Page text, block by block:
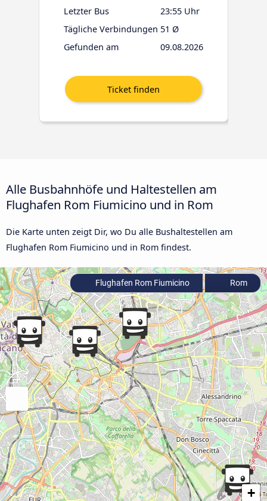
Letzter Bus
23:55 Uhr
Tägliche Verbindungen 51 Ø
Gefunden am
09.08.2026
Alle Busbahnhöfe und Haltestellen am
Flughafen Rom Fiumicino und in Rom
Die Karte unten zeigt Dir, wo Du alle Bushaltestellen am
Flughafen Rom Fiumicino und in Rom findest.
+
Flughafen Rom Fiumicino Rom